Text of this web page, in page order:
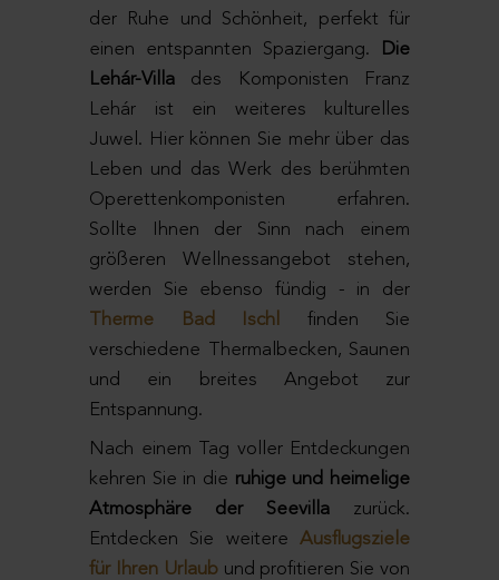
der Ruhe und Schönheit, perfekt für
einen entspannten Spaziergang.
Die
Lehár-Villa des Komponisten Franz
Lehár ist ein weiteres kulturelles
Juwel. Hier können Sie mehr über das
Leben und das Werk des berühmten
Operettenkomponisten erfahren.
Sollte Ihnen der Sinn nach einem
größeren Wellnessangebot stehen,
werden Sie ebenso fündig - in der
Therme Bad Ischl
finden Sie
verschiedene Thermalbecken, Saunen
und ein breites Angebot zur
Entspannung.
Nach einem Tag voller Entdeckungen
kehren Sie in die ruhige und heimelige
Atmosphäre der Seevilla zurück.
Entdecken Sie weitere Ausflugsziele
für Ihren Urlaubund profitieren Sie von